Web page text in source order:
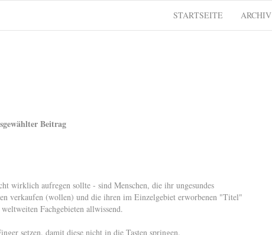
STARTSEITE ARCHIV
Beitrag
wirklich aufregen sollte - sind Menschen, die ihr ungesundes
verkaufen (wollen) und die ihren im Einzelgebiet erworbenen "Titel"
Fachgebieten allwissend.
setzen, damit diese nicht in die Tasten springen.